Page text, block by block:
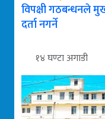
विपक्षी गठबन्धनले
दर्ता नगर्ने
१४ घण्टा अगाडी